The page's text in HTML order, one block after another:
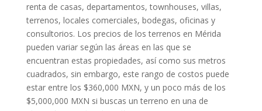
renta de casas, departamentos, townhouses, villas,
terrenos, locales comerciales, bodegas, oficinas y
consultorios. Los precios de los terrenos en Mérida
pueden variar según las áreas en las que se
encuentran estas propiedades, así como sus metros
cuadrados, sin embargo, este rango de costos puede
estar entre los $360,000 MXN, y un poco más de los
$5,000,000 MXN si buscas un terreno en una de